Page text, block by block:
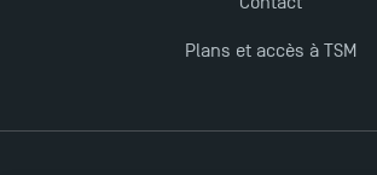
Plans et accès à TSM